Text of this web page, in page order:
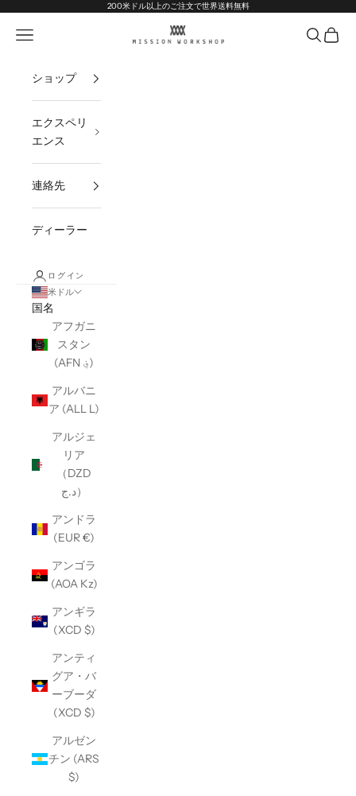
コンテンツへスキップ
Go to Accessibility Statement200米ドル以上のご注文で世界送料無料
MISSION WORKSHOP
ナビゲーションメニューを開く オープン
オー
ショップ
エクスペリ
エンス
連絡先
ディーラー
ログイン
米ドル
国名
アフガニ
スタン
(AFN ؋)
アルバニ
ア (ALL L)
アルジェ
リア
（DZD
د.ج）
アンドラ
(EUR €)
アンゴラ
(AOA Kz)
アンギラ
(XCD $)
アンティ
グア・バ
ーブーダ
(XCD $)
アルゼン
チン (ARS
$)